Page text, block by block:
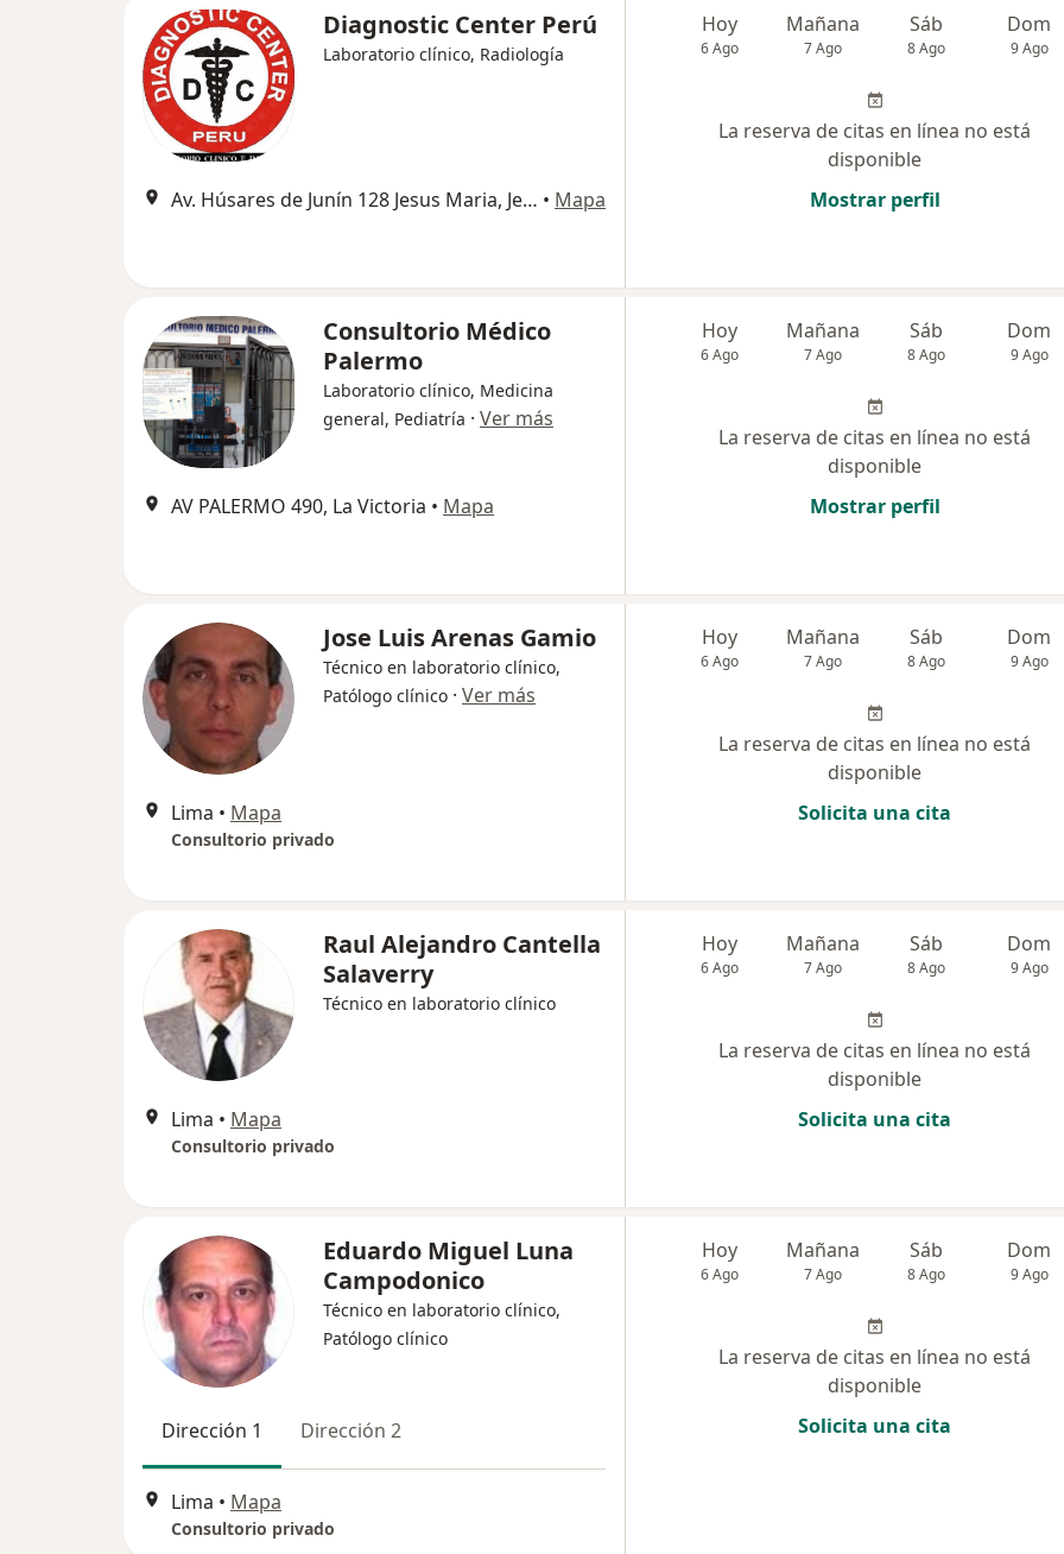
Diagnostic Center Perú
Laboratorio clínico, Radiología
Av. Húsares de Junín 128 Jesus Maria, Jesús María • Mapa
Hoy
6 Ago
Mañana
7 Ago
Sáb
8 Ago
Dom
9 Ago
La reserva de citas en línea no está
disponible
Mostrar perfil
Consultorio Médico
Palermo
Laboratorio clínico, Medicina
general, Pediatría · Ver más
AV PALERMO 490, La Victoria • Mapa
Hoy
6 Ago
Mañana
7 Ago
Sáb
8 Ago
Dom
9 Ago
La reserva de citas en línea no está
disponible
Mostrar perfil
Jose Luis Arenas Gamio
Técnico en laboratorio clínico,
Patólogo clínico · Ver más
Lima • Mapa
Consultorio privado
Hoy
6 Ago
Mañana
7 Ago
Sáb
8 Ago
Dom
9 Ago
La reserva de citas en línea no está
disponible
Solicita una cita
Raul Alejandro Cantella
Salaverry
Técnico en laboratorio clínico
Lima • Mapa
Consultorio privado
Hoy
6 Ago
Mañana
7 Ago
Sáb
8 Ago
Dom
9 Ago
La reserva de citas en línea no está
disponible
Solicita una cita
Eduardo Miguel Luna
Campodonico
Técnico en laboratorio clínico,
Patólogo clínico
Dirección 1 Dirección 2
Lima • Mapa
Consultorio privado
Hoy
6 Ago
Mañana
7 Ago
Sáb
8 Ago
Dom
9 Ago
La reserva de citas en línea no está
disponible
Solicita una cita